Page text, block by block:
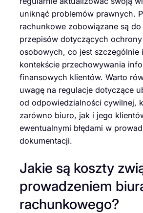
uniknąć problemów prawnych.
rachunkowe zobowiązane są
przepisów dotyczących
osobowych, co jest szczególnie
kontekście przechowywania
finansowych klientów. Warto
uwagę na regulacje dotyczące
od odpowiedzialności cywilnej,
zarówno biuro, jak i jego
ewentualnymi błędami w
dokumentacji.
Jakie są koszty
prowadzeniem
rachunkowego?